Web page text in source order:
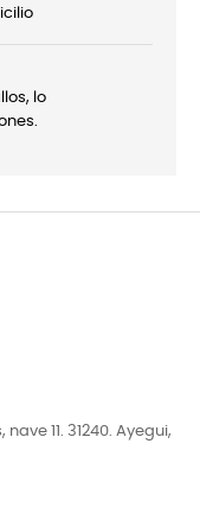
lo
11. 31240. Ayegui,